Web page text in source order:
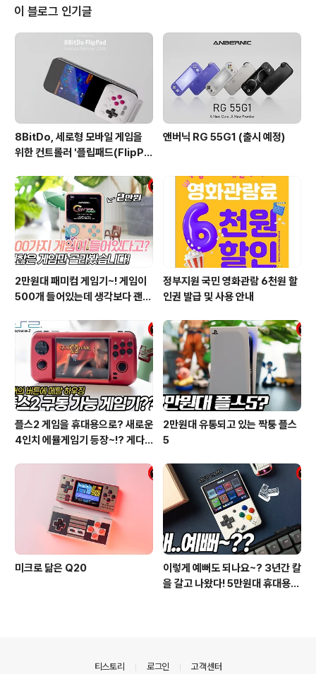
달러정도 됩니다 한화로 4만5천원정도 되네요 B롤 9 inch IPS LCD액정에 1
024 x 600 해상도를 가지고 있습니다 A롤 IPS 액정으로 교체할 생각에 너무
기분이 좋네요~..
이 블로그 인기글
8BitDo, 세로형 모바일 게임을
위한 컨트롤러 '플립패드(FlipPa
앤버닉 RG 55G1 (출시 예정)
2만원대 패미컴 게임기~! 게임이
500개 들어있는데 생각보다 괜찮
정부지원 국민 영화관람 6천원 할
인권 발급 및 사용 안내
플스2 게임을 휴대용으로? 새로운
4인치 에뮬게임기 등장~!? 게다
2만원대 유통되고 있는 짝퉁 플스
5
미크로 닮은 Q20
이렇게 예뻐도 되나요~? 3년간 칼
을 갈고 나왔다! 5만원대 휴대용
티스토리 로그인 고객센터